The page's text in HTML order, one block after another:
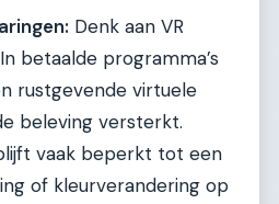
Denk aan VR
betaalde programma’s
rustgevende virtuele
beleving versterkt.
vaak beperkt tot een
of kleurverandering op